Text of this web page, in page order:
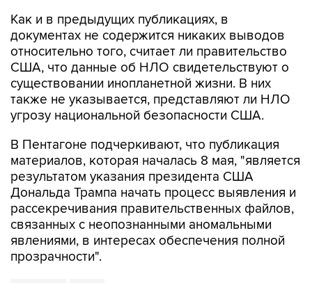
Как и в предыдущих публикациях, в
документах не содержится никаких выводов
относительно того, считает ли правительство
США, что данные об НЛО свидетельствуют о
существовании инопланетной жизни. В них
также не указывается, представляют ли НЛО
угрозу национальной безопасности США.
В Пентагоне подчеркивают, что публикация
материалов, которая началась 8 мая, "является
результатом указания президента США
Дональда Трампа начать процесс выявления и
рассекречивания правительственных файлов,
связанных с неопознанными аномальными
явлениями, в интересах обеспечения полной
прозрачности".